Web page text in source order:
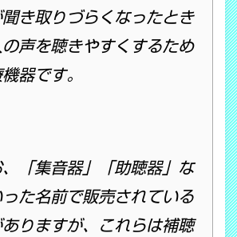
聞き取りづらくなったとき
の声を聴きやすくするため
器です。
「集音器」「助聴器」な
った名前で販売されている
ありますが、これらは補聴